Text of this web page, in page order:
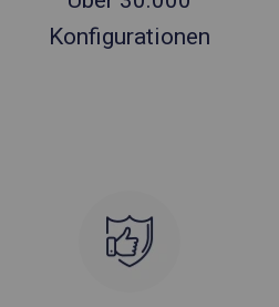
Konfigurationen